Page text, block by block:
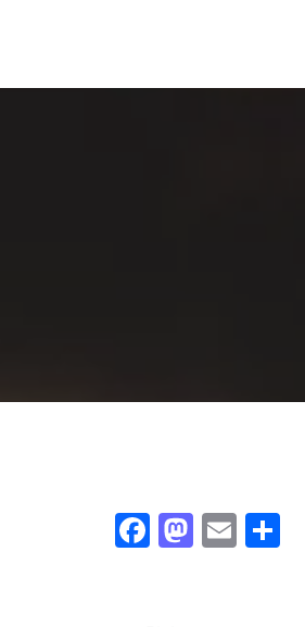
busca serviços e
Facebook
Email
Navegação